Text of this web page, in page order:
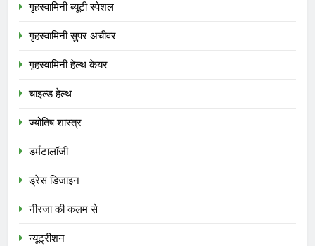
गृहस्वामिनी ब्यूटी स्पेशल
गृहस्वामिनी सुपर अचीवर
गृहस्वामिनी हेल्थ केयर
चाइल्ड हेल्थ
ज्योतिष शास्त्र
डर्मटालॉजी
ड्रेस डिजाइन
नीरजा की कलम से
न्यूट्रीशन